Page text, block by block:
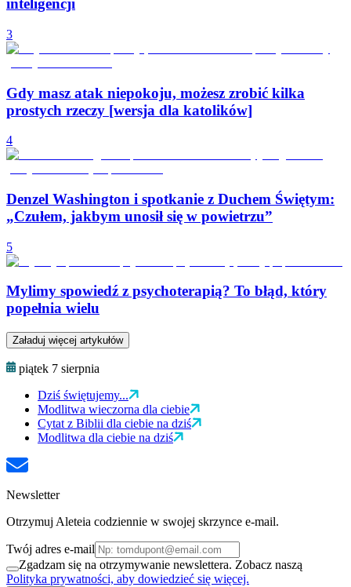
inteligencji
3
Gdy masz atak niepokoju, możesz zrobić kilka
prostych rzeczy [wersja dla katolików]
4
Denzel Washington i spotkanie z Duchem Świętym:
„Czułem, jakbym unosił się w powietrzu”
5
Mylimy spowiedź z psychoterapią? To błąd, który
popełnia wielu
Załaduj więcej artykułów
piątek 7 sierpnia
Dziś świętujemy...
Modlitwa wieczorna dla ciebie
Cytat z Biblii dla ciebie na dziś
Modlitwa dla ciebie na dziś
Newsletter
Otrzymuj Aleteia codziennie w swojej skrzynce e-mail.
Twój adres e-mail
Zgadzam się na otrzymywanie newslettera. Zobacz naszą
Polityka prywatności, aby dowiedzieć się więcej.